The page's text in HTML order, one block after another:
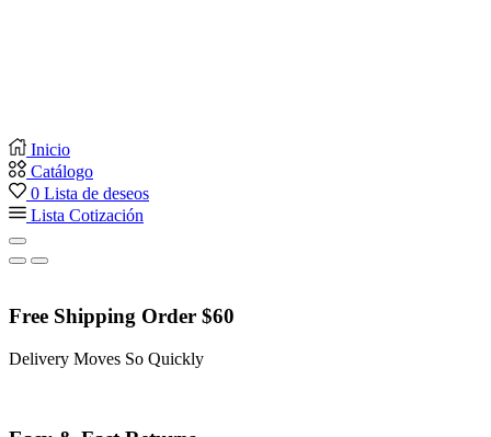
Inicio
Catálogo
0 Lista de deseos
Lista Cotización
Free Shipping Order $60
Delivery Moves So Quickly